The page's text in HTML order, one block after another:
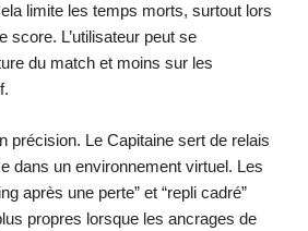
limite les temps morts, surtout lors
score. L’utilisateur peut se
du match et moins sur les
précision. Le Capitaine sert de relais
dans un environnement virtuel. Les
après une perte” et “repli cadré”
propres lorsque les ancrages de